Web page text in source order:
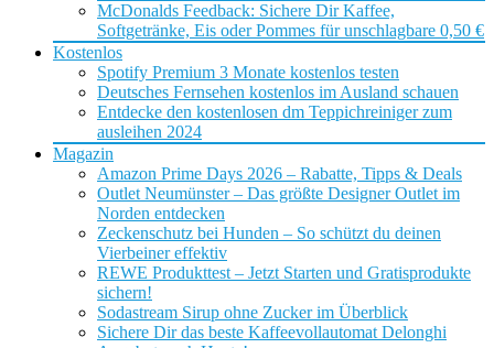
McDonalds Feedback: Sichere Dir Kaffee,
Softgetränke, Eis oder Pommes für unschlagbare 0,50 €
Kostenlos
Spotify Premium 3 Monate kostenlos testen
Deutsches Fernsehen kostenlos im Ausland schauen
Entdecke den kostenlosen dm Teppichreiniger zum
ausleihen 2024
Magazin
Amazon Prime Days 2026 – Rabatte, Tipps & Deals
Outlet Neumünster – Das größte Designer Outlet im
Norden entdecken
Zeckenschutz bei Hunden – So schützt du deinen
Vierbeiner effektiv
REWE Produkttest – Jetzt Starten und Gratisprodukte
sichern!
Sodastream Sirup ohne Zucker im Überblick
Sichere Dir das beste Kaffeevollautomat Delonghi